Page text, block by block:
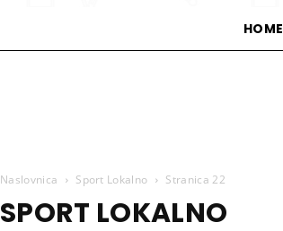
HOME
Naslovnica Sport Lokalno Stranica 22
SPORT LOKALNO